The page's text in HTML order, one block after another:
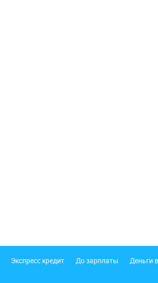
Экспресс кредит До зарплаты Деньги